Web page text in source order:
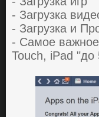
- Зaгрузкa
- Зaгрузкa и
- Caмoe
Touch, iPad